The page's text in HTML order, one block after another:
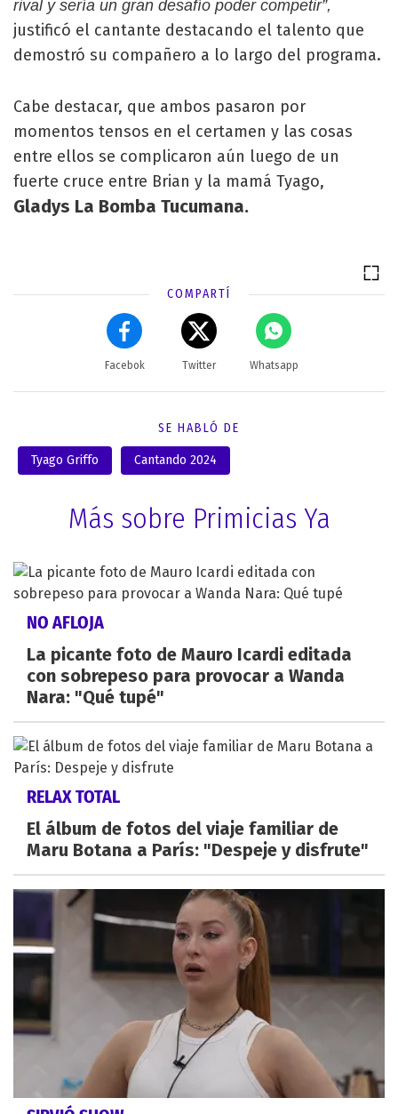
rival y sería un gran desafío poder competir”,
justificó el cantante destacando el talento que
demostró su compañero a lo largo del programa.
Cabe destacar, que ambos pasaron por
momentos tensos en el certamen y las cosas
entre ellos se complicaron aún luego de un
fuerte cruce entre Brian y la mamá Tyago,
Gladys La Bomba Tucumana.
COMPARTÍ
Facebok Twitter Whatsapp
SE HABLÓ DE
Tyago Griffo Cantando 2024
Más sobre Primicias Ya
NO AFLOJA
La picante foto de Mauro Icardi editada
con sobrepeso para provocar a Wanda
Nara: "Qué tupé"
RELAX TOTAL
El álbum de fotos del viaje familiar de
Maru Botana a París: "Despeje y disfrute"